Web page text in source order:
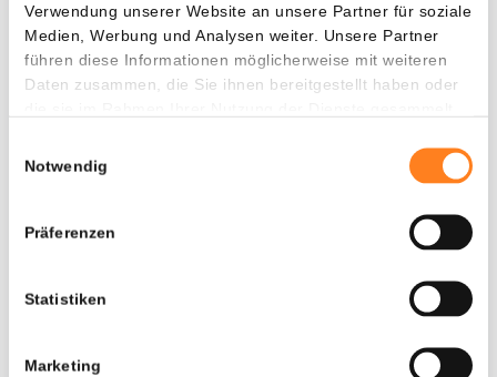
Verwendung unserer Website an unsere Partner für soziale
Medien, Werbung und Analysen weiter. Unsere Partner
führen diese Informationen möglicherweise mit weiteren
Daten zusammen, die Sie ihnen bereitgestellt haben oder
Notwendig
Präferenzen
Statistiken
Marketing
verschillende cryptocurrencies.
Hätte investiert In
$
+ 4,66%